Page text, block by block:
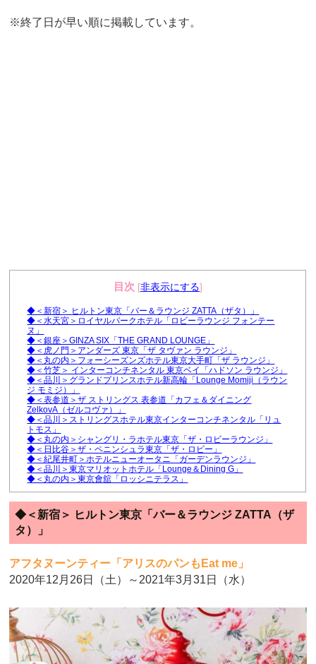
※終了日が早い順に掲載しています。
目次 [非表示にする]
◆＜新宿＞ ヒルトン東京「バー＆ラウンジ ZATTA（ザタ）」
◆＜水天宮＞ロイヤルパークホテル「ロビーラウンジ フォンテー
ヌ」
◆＜銀座＞GINZA SIX「THE GRAND LOUNGE」
◆＜虎ノ門＞アンダーズ 東京「ザ タヴァン ラウンジ」
◆＜丸の内＞フォーシーズンズホテル東京大手町「ザ ラウンジ」
◆＜竹芝＞ インターコンチネンタル 東京ベイ「ハドソン ラウンジ」
◆＜品川＞グランドプリンスホテル新高輪「Lounge Momiji（ラウン
ジ モミジ）」
◆＜表参道＞ザ ストリングス 表参道「カフェ＆ダイニング
ZelkovA（ゼルコヴァ）」
◆＜品川＞ストリングスホテル東京インターコンチネンタル「リュ
トモス」
◆＜丸の内＞シャングリ・ラホテル東京「ザ・ロビーラウンジ」
◆＜日比谷＞ザ・ペニンシュラ東京「ザ・ロビー」
◆＜紀尾井町＞ホテルニューオータニ「ガーデンラウンジ」
◆＜品川＞東京マリオットホテル「Lounge＆Dining G」
◆＜丸の内＞東京會舘「ロッシニテラス」
◆＜新宿＞ ヒルトン東京「バー＆ラウンジ ZATTA（ザ
タ）」
アフタヌーンティー「アリスのパンもEat me」
2020年12月26日（土）～2021年3月31日（水）